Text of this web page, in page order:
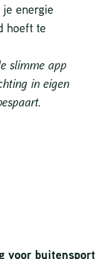
energie
hoeft te
slimme app
in eigen
voor buitensport